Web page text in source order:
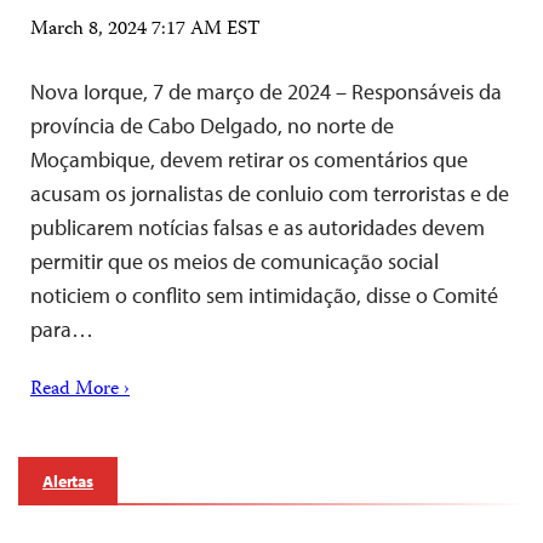
March 8, 2024 7:17 AM EST
Nova Iorque, 7 de março de 2024 – Responsáveis da
província de Cabo Delgado, no norte de
Moçambique, devem retirar os comentários que
acusam os jornalistas de conluio com terroristas e de
publicarem notícias falsas e as autoridades devem
permitir que os meios de comunicação social
noticiem o conflito sem intimidação, disse o Comité
para…
Read More ›
Alertas